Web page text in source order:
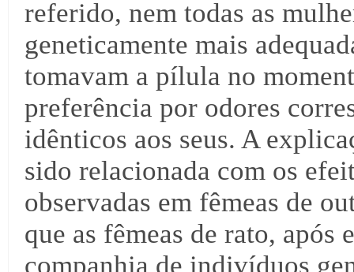
referido, nem todas as
geneticamente mais
tomavam a pílula no
preferência por odores
idênticos aos seus. A
sido relacionada com os
observadas em fêmeas de
que as fêmeas de rato,
companhia de indivíduos